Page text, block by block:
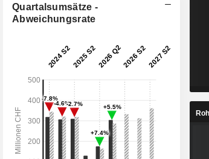
Quartalsumsätze -
Abweichungsrate